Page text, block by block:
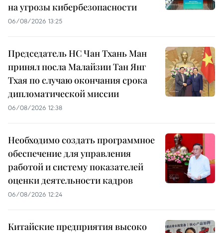
на угрозы кибербезопасности
06/08/2026 13:25
Председатель НС Чан Тхань Ман
принял посла Малайзии Тан Янг
Тхая по случаю окончания срока
дипломатической миссии
06/08/2026 12:38
Необходимо создать программное
обеспечение для управления
работой и систему показателей
оценки деятельности кадров
06/08/2026 12:24
Китайские предприятия высоко